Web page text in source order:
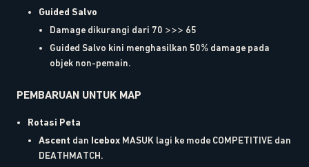
Guided Salvo
Damage dikurangi dari 70 >>> 65
Guided Salvo kini menghasilkan 50% damage pada
objek non-pemain.
PEMBARUAN UNTUK MAP
Rotasi Peta
Ascent dan Icebox MASUK lagi ke mode COMPETITIVE dan
DEATHMATCH.